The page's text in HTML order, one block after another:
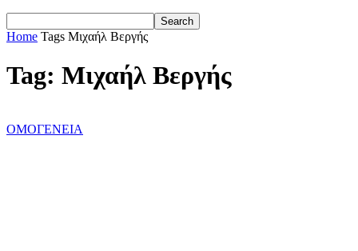
Home Tags Μιχαήλ Βεργής
Tag: Μιχαήλ Βεργής
ΟΜΟΓΕΝΕΙΑ